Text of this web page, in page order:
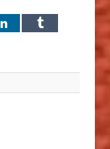
LinkedInTumblr